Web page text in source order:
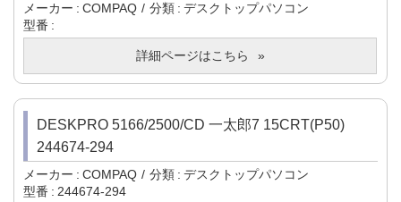
メーカー COMPAQ 分類
デスクトップパソコン
型番
詳細ページはこちら
DESKPRO 5166/2500/CD 一太郎7 15CRT(P50)
244674-294
メーカー COMPAQ 分類
デスクトップパソコン
型番
244674-294